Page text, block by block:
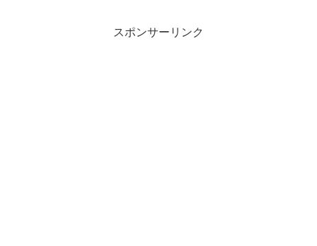
スポンサーリンク